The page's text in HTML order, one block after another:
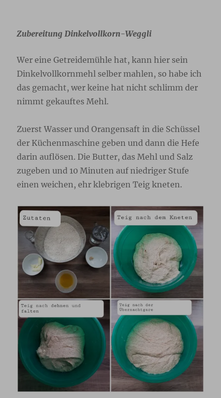
Zubereitung Dinkelvollkorn-Weggli
Wer eine Getreidemühle hat, kann hier sein
Dinkelvollkornmehl selber mahlen, so habe ich
das gemacht, wer keine hat nicht schlimm der
nimmt gekauftes Mehl.
Zuerst Wasser und Orangensaft in die Schüssel
der Küchenmaschine geben und dann die Hefe
darin auflösen. Die Butter, das Mehl und Salz
zugeben und 10 Minuten auf niedriger Stufe
einen weichen, ehr klebrigen Teig kneten.